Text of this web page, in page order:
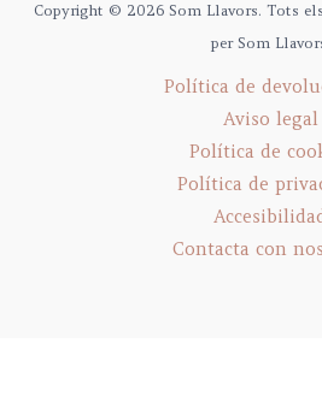
Copyright © 2026 Som Llavors. Tots
per Som
Política de
Aviso legal
Política de
Política de
Contacta con